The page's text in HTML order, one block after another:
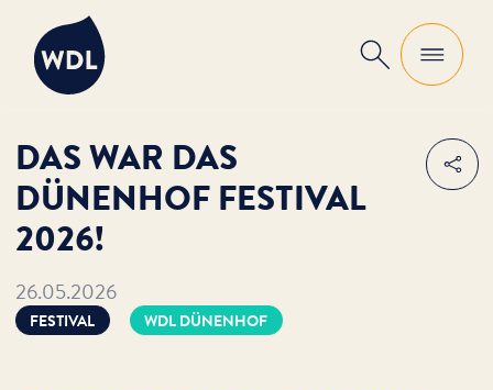
WDL
Suche
DAS WAR DAS
DÜNENHOF FESTIVAL
2026!
26.05.2026
FESTIVAL WDL DÜNENHOF